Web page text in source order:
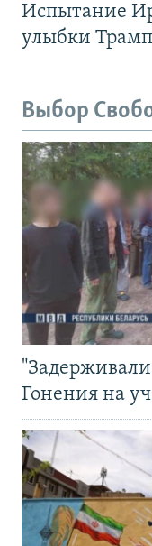
Испытание
улыбки
Выбор
Гонения на